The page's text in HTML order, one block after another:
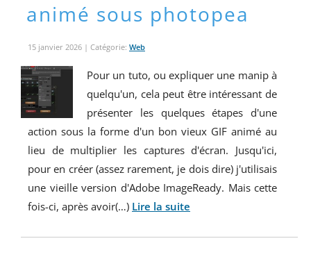
animé sous photopea
15 janvier 2026 | Catégorie: Web
Pour un tuto, ou expliquer une manip à
quelqu'un, cela peut être intéressant de
présenter les quelques étapes d'une
action sous la forme d'un bon vieux GIF animé au
lieu de multiplier les captures d'écran. Jusqu'ici,
pour en créer (assez rarement, je dois dire) j'utilisais
une vieille version d'Adobe ImageReady. Mais cette
fois-ci, après avoir(…) Lire la suite